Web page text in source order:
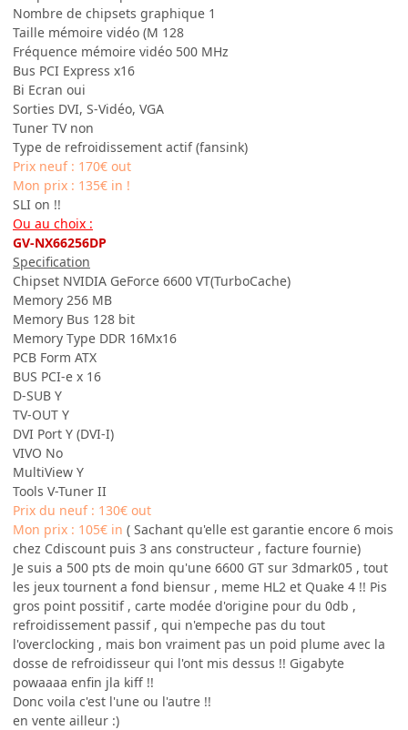
Nombre de chipsets graphique 1
Taille mémoire vidéo (M 128
Fréquence mémoire vidéo 500 MHz
Bus PCI Express x16
Bi Ecran oui
Sorties DVI, S-Vidéo, VGA
Tuner TV non
Type de refroidissement actif (fansink)
Prix neuf : 170€ out
Mon prix : 135€ in !
SLI on !!
Ou au choix :
GV-NX66256DP
Specification
Chipset NVIDIA GeForce 6600 VT(TurboCache)
Memory 256 MB
Memory Bus 128 bit
Memory Type DDR 16Mx16
PCB Form ATX
BUS PCI-e x 16
D-SUB Y
TV-OUT Y
DVI Port Y (DVI-I)
VIVO No
MultiView Y
Tools V-Tuner II
Prix du neuf : 130€ out
Mon prix : 105€ in ( Sachant qu'elle est garantie encore 6 mois
chez Cdiscount puis 3 ans constructeur , facture fournie)
Je suis a 500 pts de moin qu'une 6600 GT sur 3dmark05 , tout
les jeux tournent a fond biensur , meme HL2 et Quake 4 !! Pis
gros point possitif , carte modée d'origine pour du 0db ,
refroidissement passif , qui n'empeche pas du tout
l'overclocking , mais bon vraiment pas un poid plume avec la
dosse de refroidisseur qui l'ont mis dessus !! Gigabyte
powaaaa enfin jla kiff !!
Donc voila c'est l'une ou l'autre !!
en vente ailleur :)